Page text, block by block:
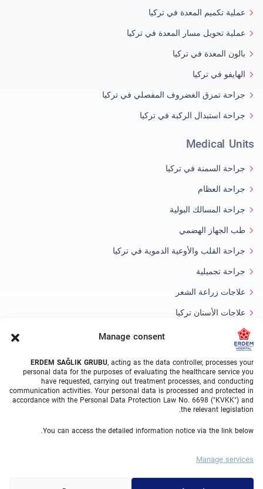
Manage consent
ERDEM SAĞLIK GRUBU, acting as the data controller, processes your
personal data for the purposes of evaluating the healthcare service you
have requested, carrying out treatment processes, and conducting
communication activities. Your personal data is processed and protected in
accordance with the Personal Data Protection Law No. 6698 ("KVKK") and
the relevant legislation.
You can access the detailed information notice via the link below.
Manage services
عملية تكميم المعدة في تركيا
عملية تحويل مسار المعدة في تركيا
بالون المعدة في تركيا
الهايفو في تركيا
جراحة تمزق الغضروف المفصلي في تركيا
جراحة استبدال الركبة في تركيا
Medical Units
جراحة السمنة في تركيا
جراحة العظام
جراحة المسالك البولية
طب الجهاز الهضمي
جراحة القلب والأوعية الدموية في تركيا
جراحة تجميلية
علاجات زراعة الشعر
علاجات الأسنان تركيا
عين الليزر
About Erdem
معلومات عنا
الوحدات الطبية
الفريق الطبي